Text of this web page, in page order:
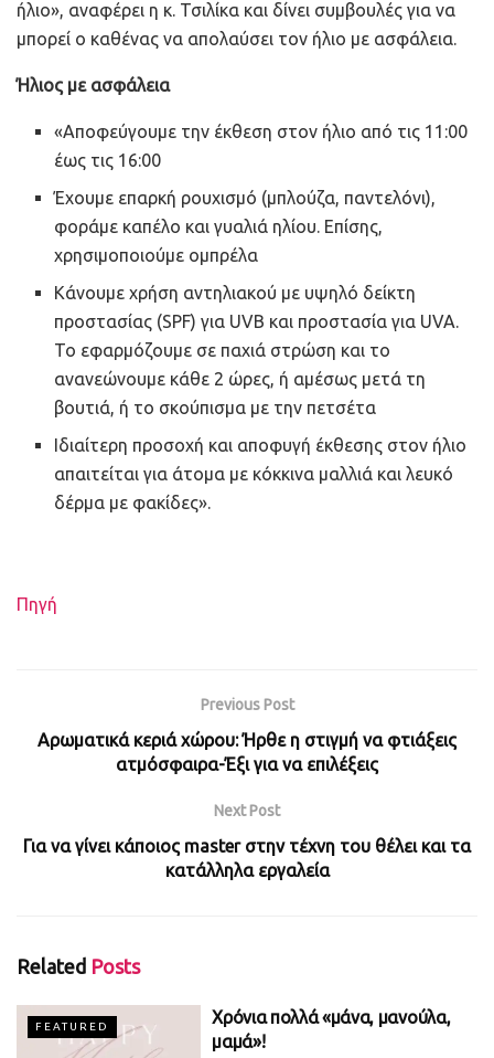
ήλιο», αναφέρει η κ. Τσιλίκα και δίνει συμβουλές για να
μπορεί ο καθένας να απολαύσει τον ήλιο με ασφάλεια.
Ήλιος με ασφάλεια
«Αποφεύγουμε την έκθεση στον ήλιο από τις 11:00
έως τις 16:00
Έχουμε επαρκή ρουχισμό (μπλούζα, παντελόνι),
φοράμε καπέλο και γυαλιά ηλίου. Επίσης,
χρησιμοποιούμε ομπρέλα
Κάνουμε χρήση αντηλιακού με υψηλό δείκτη
προστασίας (SPF) για UVB και προστασία για UVA.
Το εφαρμόζουμε σε παχιά στρώση και το
ανανεώνουμε κάθε 2 ώρες, ή αμέσως μετά τη
βουτιά, ή το σκούπισμα με την πετσέτα
Ιδιαίτερη προσοχή και αποφυγή έκθεσης στον ήλιο
απαιτείται για άτομα με κόκκινα μαλλιά και λευκό
δέρμα με φακίδες».
Πηγή
Previous Post
Αρωματικά κεριά χώρου: Ήρθε η στιγμή να φτιάξεις
ατμόσφαιρα-Έξι για να επιλέξεις
Next Post
Για να γίνει κάποιος master στην τέχνη του θέλει και τα
κατάλληλα εργαλεία
Related Posts
FEATURED
Χρόνια πολλά «μάνα, μανούλα,
μαμά»!